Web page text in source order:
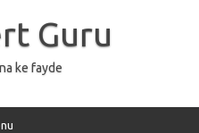
Guru
ke fayde